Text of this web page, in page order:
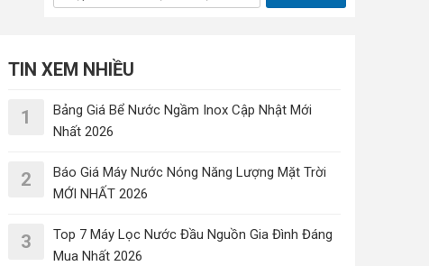
TIN XEM NHIỀU
1
Bảng Giá Bể Nước Ngầm Inox Cập Nhật Mới
Nhất 2026
2
Báo Giá Máy Nước Nóng Năng Lượng Mặt Trời
MỚI NHẤT 2026
3
Top 7 Máy Lọc Nước Đầu Nguồn Gia Đình Đáng
Mua Nhất 2026